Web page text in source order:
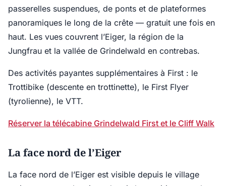
passerelles suspendues, de ponts et de plateformes
panoramiques le long de la crête — gratuit une fois en
haut. Les vues couvrent l’Eiger, la région de la
Jungfrau et la vallée de Grindelwald en contrebas.
Des activités payantes supplémentaires à First : le
Trottibike (descente en trottinette), le First Flyer
(tyrolienne), le VTT.
Réserver la télécabine Grindelwald First et le Cliff Walk
La face nord de l’Eiger
La face nord de l’Eiger est visible depuis le village